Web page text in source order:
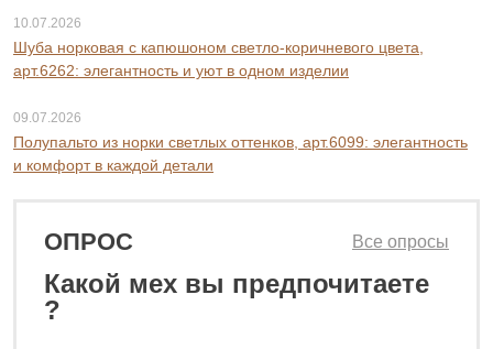
0 ₽ 108 800 ₽
10.07.2026
Шуба норковая с капюшоном светло-коричневого цвета,
арт.6262: элегантность и уют в одном изделии
09.07.2026
Полупальто из норки светлых оттенков, арт.6099: элегантность
и комфорт в каждой детали
ОПРОС
Какой мех вы предпочитаете
?
Все опросы